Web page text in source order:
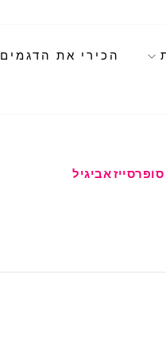
הכירי את הדגמים
אביגיל